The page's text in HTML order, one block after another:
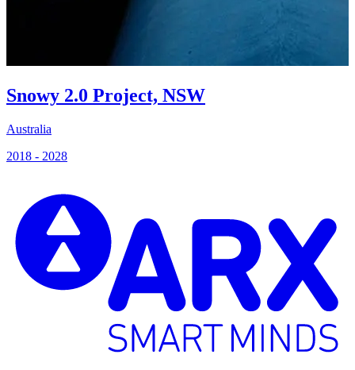
Snowy 2.0 Project, NSW
Australia
2018 - 2028